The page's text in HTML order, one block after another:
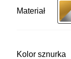
Materiał
Kolor sznurka